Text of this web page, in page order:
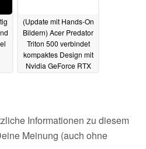
(Update mit Hands-On
Bildern) Acer Predator
Triton 500 verbindet
kompaktes Design mit
Nvidia GeForce RTX
Informationen zu diesem
Meinung (auch ohne